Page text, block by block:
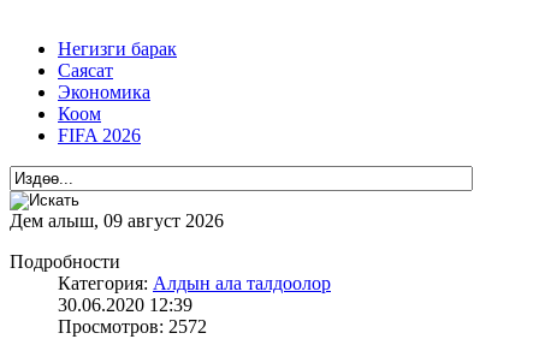
Негизги барак
Саясат
Экономика
Коом
FIFA 2026
Дем алыш, 09 август 2026
Подробности
Категория: Алдын ала талдоолор
30.06.2020 12:39
Просмотров: 2572